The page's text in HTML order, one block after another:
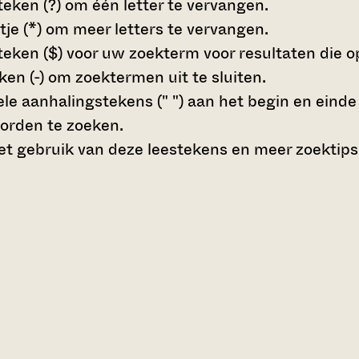
(?) om één letter te vervangen.
(*) om meer letters te vervangen.
($)voor uw zoekterm voor resultaten die
(-) om zoektermen uit te sluiten.
aanhalingstekens (" ") aan het begin en
te zoeken.
gebruik van deze leestekens en meer